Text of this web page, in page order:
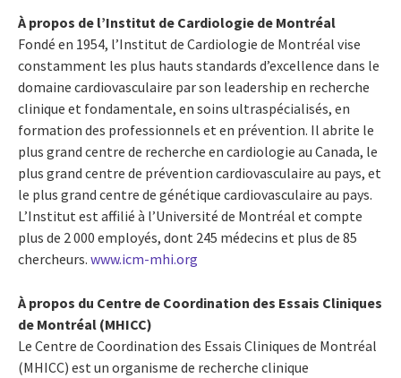
À propos de l’Institut de Cardiologie de Montréal
Fondé en 1954, l’Institut de Cardiologie de Montréal vise
constamment les plus hauts standards d’excellence dans le
domaine cardiovasculaire par son leadership en recherche
clinique et fondamentale, en soins ultraspécialisés, en
formation des professionnels et en prévention. Il abrite le
plus grand centre de recherche en cardiologie au Canada, le
plus grand centre de prévention cardiovasculaire au pays, et
le plus grand centre de génétique cardiovasculaire au pays.
L’Institut est affilié à l’Université de Montréal et compte
plus de 2 000 employés, dont 245 médecins et plus de 85
chercheurs. www.icm-mhi.org
À propos du Centre de Coordination des Essais Cliniques
de Montréal (MHICC)
Le Centre de Coordination des Essais Cliniques de Montréal
(MHICC) est un organisme de recherche clinique